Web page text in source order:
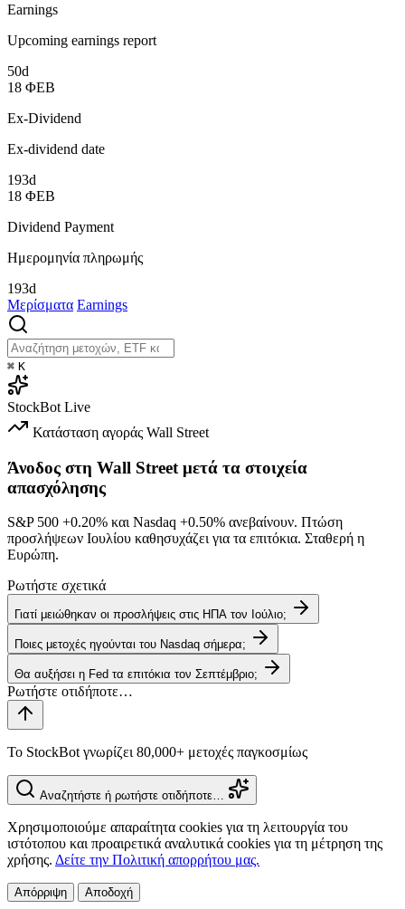
Earnings
Upcoming earnings report
50d
18 ΦΕΒ
Ex-Dividend
Ex-dividend date
193d
18 ΦΕΒ
Dividend Payment
Ημερομηνία πληρωμής
193d
Μερίσματα Earnings
⌘ K
StockBot Live
Κατάσταση αγοράς Wall Street
Άνοδος στη Wall Street μετά τα στοιχεία
απασχόλησης
S&P 500 +0.20% και Nasdaq +0.50% ανεβαίνουν. Πτώση
προσλήψεων Ιουλίου καθησυχάζει για τα επιτόκια. Σταθερή η
Ευρώπη.
Ρωτήστε σχετικά
Γιατί μειώθηκαν οι προσλήψεις στις ΗΠΑ τον Ιούλιο;
Ποιες μετοχές ηγούνται του Nasdaq σήμερα;
Θα αυξήσει η Fed τα επιτόκια τον Σεπτέμβριο;
Το StockBot γνωρίζει 80,000+ μετοχές παγκοσμίως
Αναζητήστε ή ρωτήστε οτιδήποτε…
Χρησιμοποιούμε απαραίτητα cookies για τη λειτουργία του
ιστότοπου και προαιρετικά αναλυτικά cookies για τη μέτρηση της
χρήσης. Δείτε την Πολιτική απορρήτου μας.
Απόρριψη Αποδοχή